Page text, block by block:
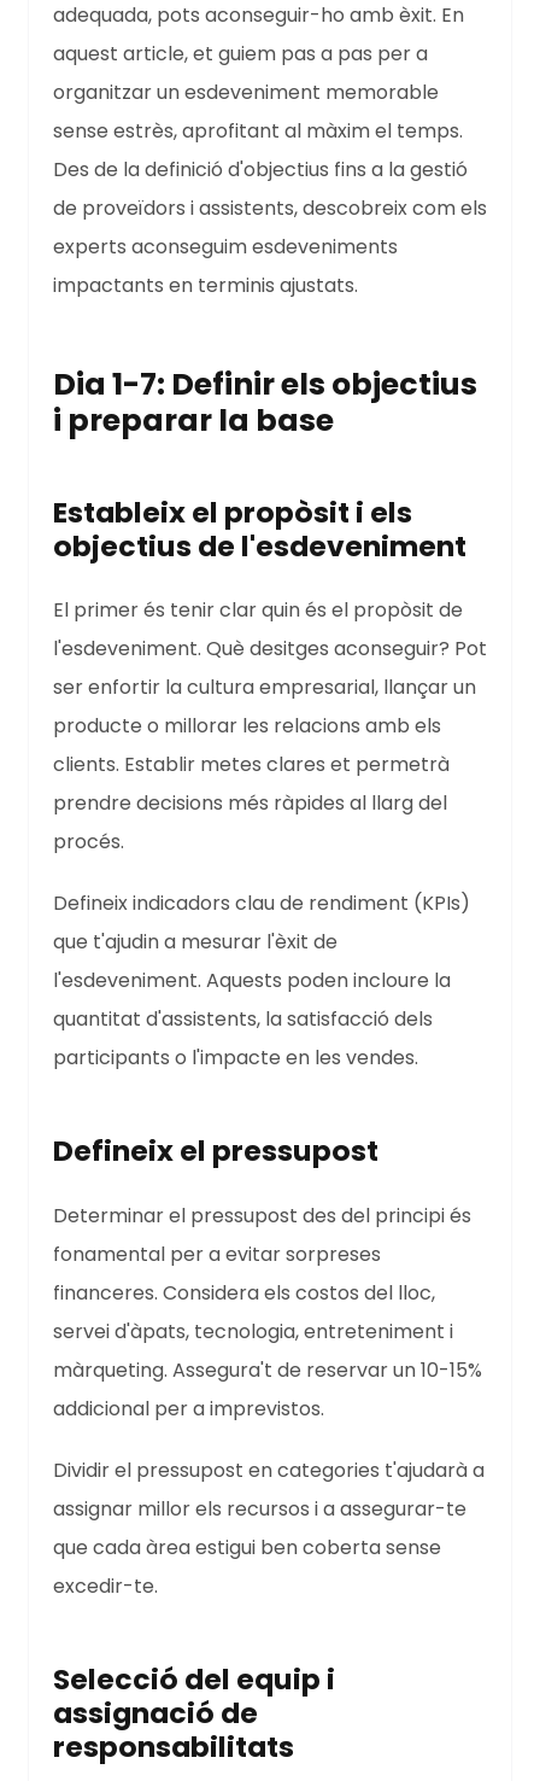
adequada, pots aconseguir-ho amb èxit. En
aquest article, et guiem pas a pas per a
organitzar un esdeveniment memorable
sense estrès, aprofitant al màxim el temps.
Des de la definició d'objectius fins a la gestió
de proveïdors i assistents, descobreix com els
experts aconseguim esdeveniments
impactants en terminis ajustats.
Dia 1-7: Definir els objectius
i preparar la base
Estableix el propòsit i els
objectius de l'esdeveniment
El primer és tenir clar quin és el propòsit de
l'esdeveniment. Què desitges aconseguir? Pot
ser enfortir la cultura empresarial, llançar un
producte o millorar les relacions amb els
clients. Establir metes clares et permetrà
prendre decisions més ràpides al llarg del
procés.
Defineix indicadors clau de rendiment (KPIs)
que t'ajudin a mesurar l'èxit de
l'esdeveniment. Aquests poden incloure la
quantitat d'assistents, la satisfacció dels
participants o l'impacte en les vendes.
Defineix el pressupost
Determinar el pressupost des del principi és
fonamental per a evitar sorpreses
financeres. Considera els costos del lloc,
servei d'àpats, tecnologia, entreteniment i
màrqueting. Assegura't de reservar un 10-15%
addicional per a imprevistos.
Dividir el pressupost en categories t'ajudarà a
assignar millor els recursos i a assegurar-te
que cada àrea estigui ben coberta sense
excedir-te.
Selecció del equip i
assignació de
responsabilitats